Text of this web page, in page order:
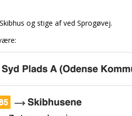
og stige af ved Sprogøvej.